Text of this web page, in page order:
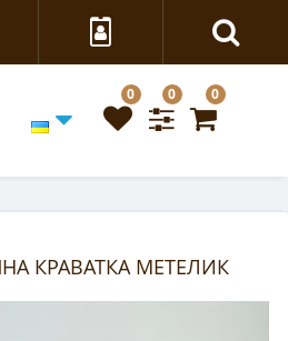
0 0 0
КРАВАТКА МЕТЕЛИК